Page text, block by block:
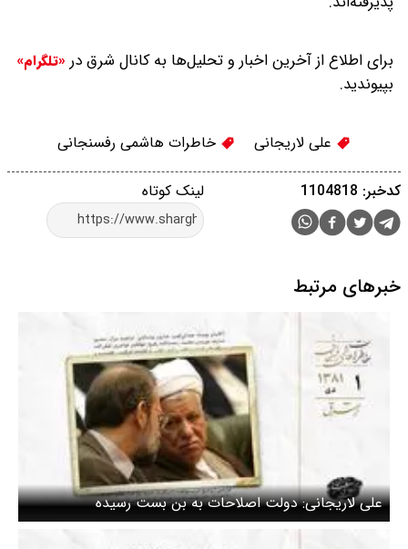
برای اطلاع از آخرین اخبار و تحلیل‌ها به کانال شرق در «تلگرام»
بپیوندید.
علی لاریجانی خاطرات هاشمی رفسنجانی
لینک کوتاه کدخبر: 1104818
خبرهای مرتبط
علی لاریجانی: دولت اصلاحات به بن بست رسیده